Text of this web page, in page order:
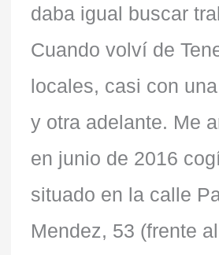
daba igual buscar
Cuando volví de
locales, casi con
y otra adelante. Me
en junio de 2016
situado en la calle
Mendez, 53 (frente